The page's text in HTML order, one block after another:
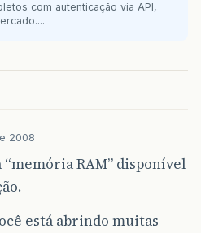
com autenticação via API,
2008
“memória RAM” disponível
está abrindo muitas